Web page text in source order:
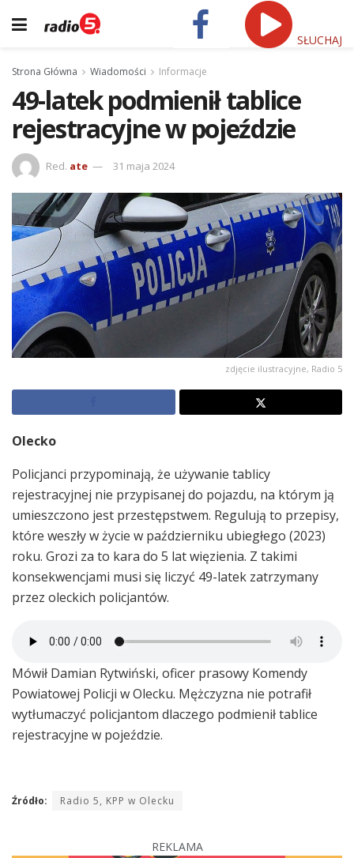
SŁUCHAJ
Strona Główna Wiadomości Informacje
49-latek podmienił tablice
rejestracyjne w pojeździe
Red. ate 31 maja 2024
zdjęcie ilustracyjne, Radio 5
Olecko
Policjanci przypominają, że używanie tablicy
rejestracyjnej nie przypisanej do pojazdu, na którym ją
umieszczono jest przestępstwem. Regulują to przepisy,
które weszły w życie w październiku ubiegłego (2023)
roku. Grozi za to kara do 5 lat więzienia. Z takimi
konsekwencjami musi się liczyć 49-latek zatrzymany
przez oleckich policjantów.
Mówił Damian Rytwiński, oficer prasowy Komendy
Powiatowej Policji w Olecku. Mężczyzna nie potrafił
wytłumaczyć policjantom dlaczego podmienił tablice
rejestracyjne w pojeździe.
Źródło: Radio 5, KPP w Olecku
REKLAMA